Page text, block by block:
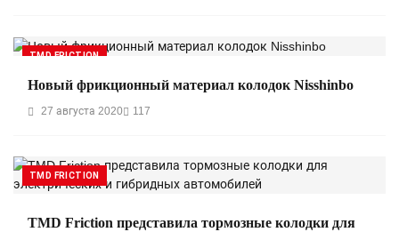
TMD FRICTION
Новый фрикционный материал колодок Nisshinbo
27 августа 2020 117
TMD FRICTION
TMD Friction представила тормозные колодки для